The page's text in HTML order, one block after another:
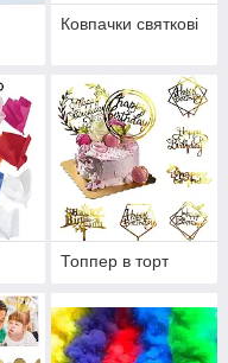
Ковпачки святкові
Топпер в торт